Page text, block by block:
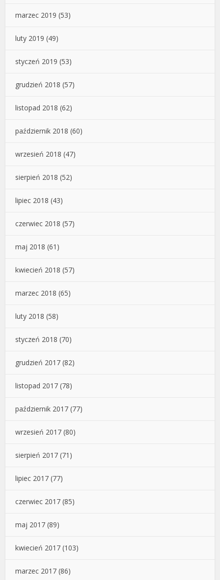
marzec 2019 (53)
luty 2019 (49)
styczeń 2019 (53)
grudzień 2018 (57)
listopad 2018 (62)
październik 2018 (60)
wrzesień 2018 (47)
sierpień 2018 (52)
lipiec 2018 (43)
czerwiec 2018 (57)
maj 2018 (61)
kwiecień 2018 (57)
marzec 2018 (65)
luty 2018 (58)
styczeń 2018 (70)
grudzień 2017 (82)
listopad 2017 (78)
październik 2017 (77)
wrzesień 2017 (80)
sierpień 2017 (71)
lipiec 2017 (77)
czerwiec 2017 (85)
maj 2017 (89)
kwiecień 2017 (103)
marzec 2017 (86)